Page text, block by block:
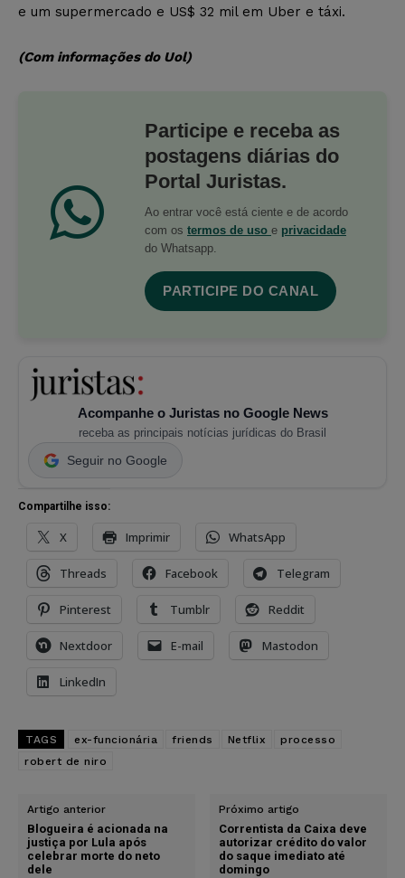
e um supermercado e US$ 32 mil em Uber e táxi.
(Com informações do Uol)
Participe e receba as
postagens diárias do
Portal Juristas.
Ao entrar você está ciente e de acordo
com os termos de uso e privacidade
do Whatsapp.
PARTICIPE DO CANAL
Acompanhe o Juristas no Google News
receba as principais notícias jurídicas do Brasil
Seguir no Google
Compartilhe isso:
X Imprimir WhatsApp
Threads Facebook Telegram
Pinterest Tumblr Reddit
Nextdoor E-mail Mastodon
LinkedIn
TAGS ex-funcionária friends Netflix
processo
robert de niro
Artigo anterior
Blogueira é acionada na
justiça por Lula após
celebrar morte do neto
dele
Próximo artigo
Correntista da Caixa deve
autorizar crédito do valor
do saque imediato até
domingo